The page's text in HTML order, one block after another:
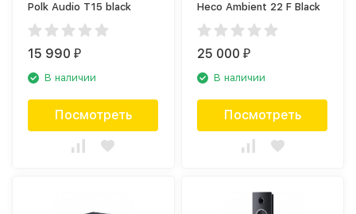
Polk Audio T15 black
15 990₽
В наличии
Посмотреть
Heco Ambient 22 F Black
25 000₽
В наличии
Посмотреть